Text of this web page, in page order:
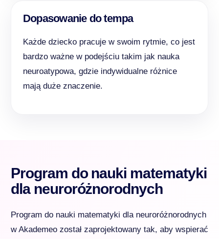
Dopasowanie do tempa
Każde dziecko pracuje w swoim rytmie, co jest
bardzo ważne w podejściu takim jak nauka
neuroatypowa, gdzie indywidualne różnice
mają duże znaczenie.
Program do nauki matematyki
dla neuroróżnorodnych
Program do nauki matematyki dla neuroróżnorodnych
w Akademeo został zaprojektowany tak, aby wspierać